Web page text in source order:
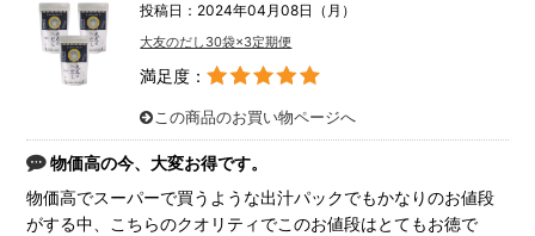
投稿日：2024年04月08日（月）
大友のだし30袋×3定期便
満足度：
この商品のお買い物ページへ
物価高の今、大変お得です。
物価高でスーパーで買うような出汁パックでもかなりのお値段
がする中、こちらのクオリティでこのお値段はとてもお徳で